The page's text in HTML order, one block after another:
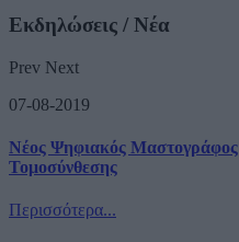
Εκδηλώσεις / Νέα
Prev Next
07-08-2019
Νέος Ψηφιακός Μαστογράφος
Τομοσύνθεσης
Περισσότερα...